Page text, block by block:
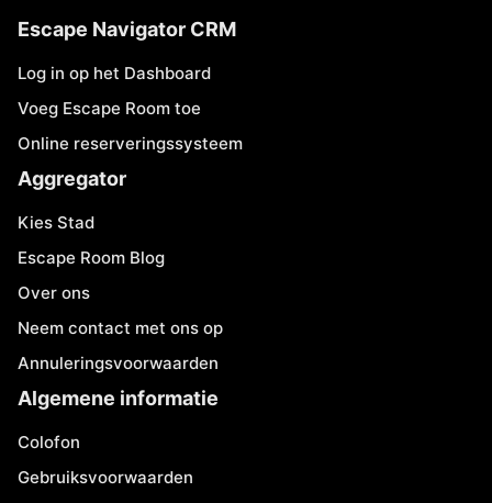
Escape Navigator CRM
Log in op het Dashboard
Voeg Escape Room toe
Online reserveringssysteem
Aggregator
Kies Stad
Escape Room Blog
Over ons
Neem contact met ons op
Annuleringsvoorwaarden
Algemene informatie
Colofon
Gebruiksvoorwaarden